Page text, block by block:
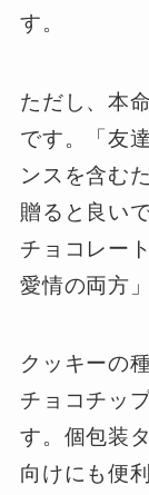
す。
ただし、本
です。「友
ンスを含む
贈ると良い
チョコレー
愛情の両方
クッキーの
チョコチッ
す。個包装
向けにも便